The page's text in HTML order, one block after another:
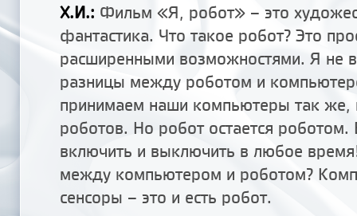
Х.И.: Фильм «Я, робот» – это
фантастика. Что такое робот? Это
расширенными возможностями. Я не
разницы между роботом и
принимаем наши компьютеры так же,
роботов. Но робот остается
включить и выключить в любое
между компьютером и роботом?
сенсоры – это и есть робот.